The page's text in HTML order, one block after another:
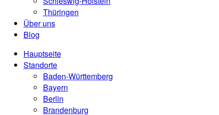
Thüringen
Über uns
Blog
Hauptseite
Standorte
Baden-Württemberg
Bayern
Berlin
Brandenburg